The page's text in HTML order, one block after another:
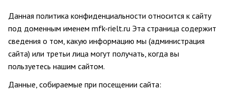
Данная политика конфиденциальности относится к сайту
под доменным именем mfk-rielt.ru Эта страница содержит
сведения о том, какую информацию мы (администрация
сайта) или третьи лица могут получать, когда вы
пользуетесь нашим сайтом.
Данные, собираемые при посещении сайта: